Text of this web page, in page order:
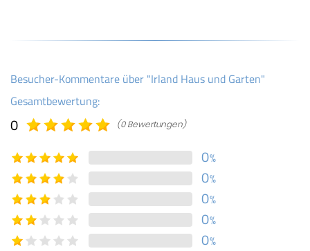
Besucher-Kommentare über "Irland Haus und Garten"
Gesamtbewertung:
0 (0 Bewertungen)
0%
0%
0%
0%
0%